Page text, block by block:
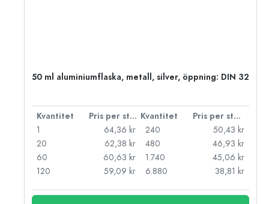
50 ml aluminiumflaska, metall, silver, öppning: DIN 32
Kvantitet Pris per styck Kvantitet
Pris per styck
1
64,36 kr
20
62,38 kr
60
60,63 kr
120
59,09 kr
240
50,43 kr
480
46,93 kr
1.740
45,06 kr
6.880
38,81 kr